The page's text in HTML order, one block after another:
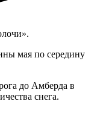
мая по середину
до Амберда в
снега.